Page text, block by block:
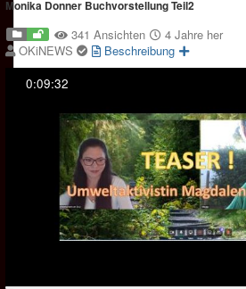
Monika Donner Buchvorstellung Teil2
341 Ansichten
4 Jahre her
OKiNEWS
Beschreibung
0:09:32